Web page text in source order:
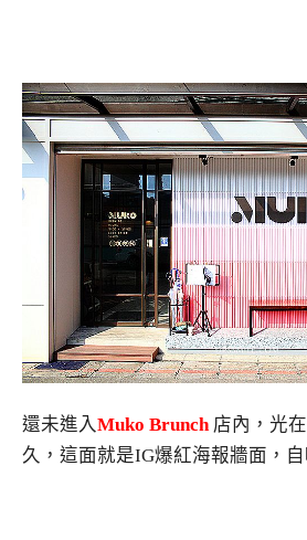
還未進入Muko Brunch 店內，光
久，這面就是IG爆紅海報牆面，